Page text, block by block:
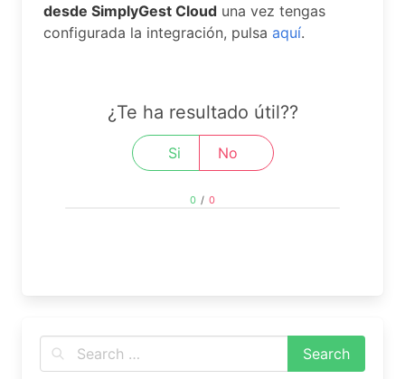
desde SimplyGest Cloud una vez tengas
configurada la integración, pulsa aquí.
¿Te ha resultado útil??
Si No
0 / 0